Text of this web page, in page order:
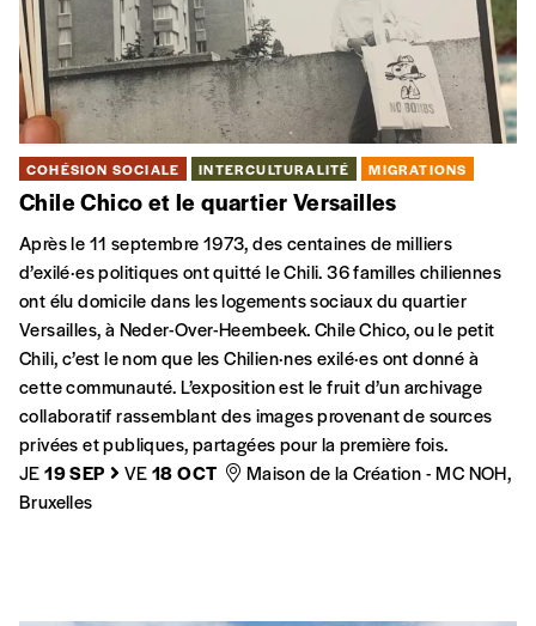
COHÉSION SOCIALE INTERCULTURALITÉ MIGRATIONS
Chile Chico et le quartier Versailles
Après le 11 septembre 1973, des centaines de milliers
d’exilé·es politiques ont quitté le Chili. 36 familles chiliennes
ont élu domicile dans les logements sociaux du quartier
Versailles, à Neder-Over-Heembeek. Chile Chico, ou le petit
Chili, c’est le nom que les Chilien·nes exilé·es ont donné à
cette communauté. L’exposition est le fruit d’un archivage
collaboratif rassemblant des images provenant de sources
privées et publiques, partagées pour la première fois.
JE19 SEP VE18 OCT
Maison de la Création - MC NOH,
Bruxelles